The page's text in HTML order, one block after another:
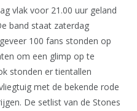
vlak voor 21.00 uur geland
band staat zaterdag
100 fans stonden op
om een glimp op te
stonden er tientallen
met de bekende rode
De setlist van de Stones